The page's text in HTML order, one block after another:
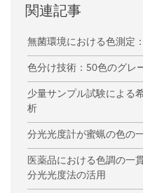
関連記事
無菌環境における色測定
色分け技術：50色のグレ
少量サンプル試験による
析
分光光度計が蜜蝋の色の
医薬品における色調の一
分光光度法の活用